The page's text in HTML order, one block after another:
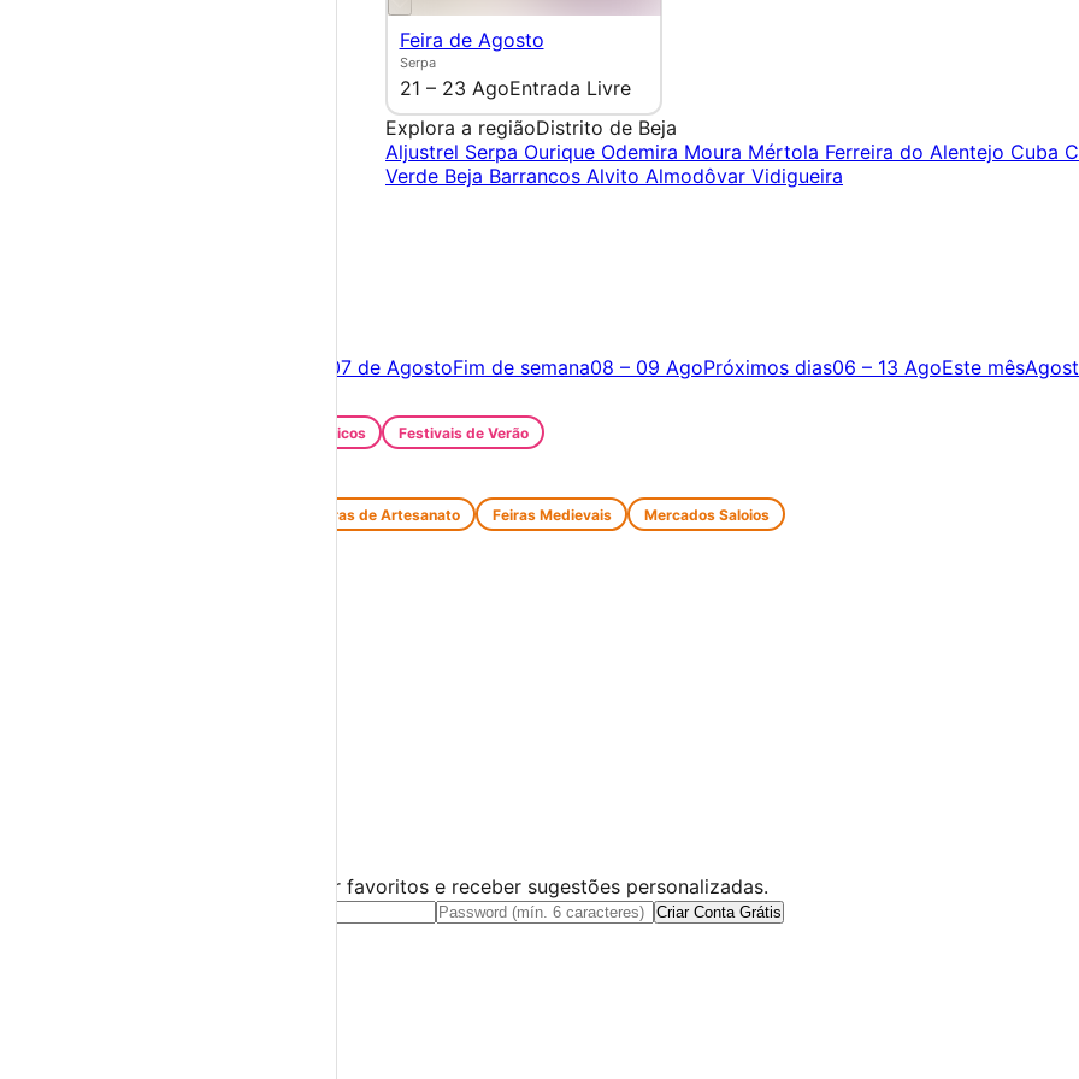
Feira de Agosto
Serpa
21 – 23 AgoEntrada Livre
Explora a regiãoDistrito de Beja
Aljustrel Serpa Ourique Odemira Moura Mértola Ferreira do Alentejo Cuba
Verde Beja Barrancos Alvito Almodôvar Vidigueira
07 de AgostoFim de semana08 – 09 AgoPróximos dias06 – 13 AgoEste mês
Festivais Gastronómicos Festivais de Verão
Feiras de Artesanato Feiras Medievais Mercados Saloios
Cria uma conta gratuita para guardar favoritos e receber sugestões personalizadas.
Criar Conta Grátis